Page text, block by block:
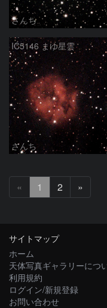
さんち
IC5146 まゆ星雲
さんち
« 1 2 »
へ
サイトマップ
ホーム
天体写真ギャラリーにつ
利用規約
ログイン/新規登録
お問い合わせ